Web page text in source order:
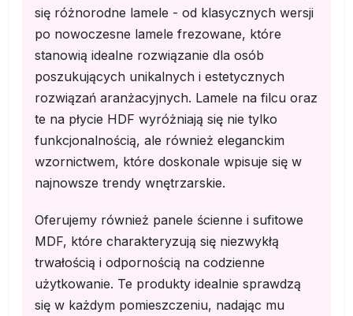
się różnorodne lamele - od klasycznych wersji
po nowoczesne lamele frezowane, które
stanowią idealne rozwiązanie dla osób
poszukujących unikalnych i estetycznych
rozwiązań aranżacyjnych. Lamele na filcu oraz
te na płycie HDF wyróżniają się nie tylko
funkcjonalnością, ale również eleganckim
wzornictwem, które doskonale wpisuje się w
najnowsze trendy wnętrzarskie.
Oferujemy również panele ścienne i sufitowe
MDF, które charakteryzują się niezwykłą
trwałością i odpornością na codzienne
użytkowanie. Te produkty idealnie sprawdzą
się w każdym pomieszczeniu, nadając mu